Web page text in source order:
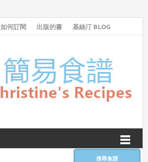
如何訂閱 出版的書 基絲汀 BLOG
搜尋食譜